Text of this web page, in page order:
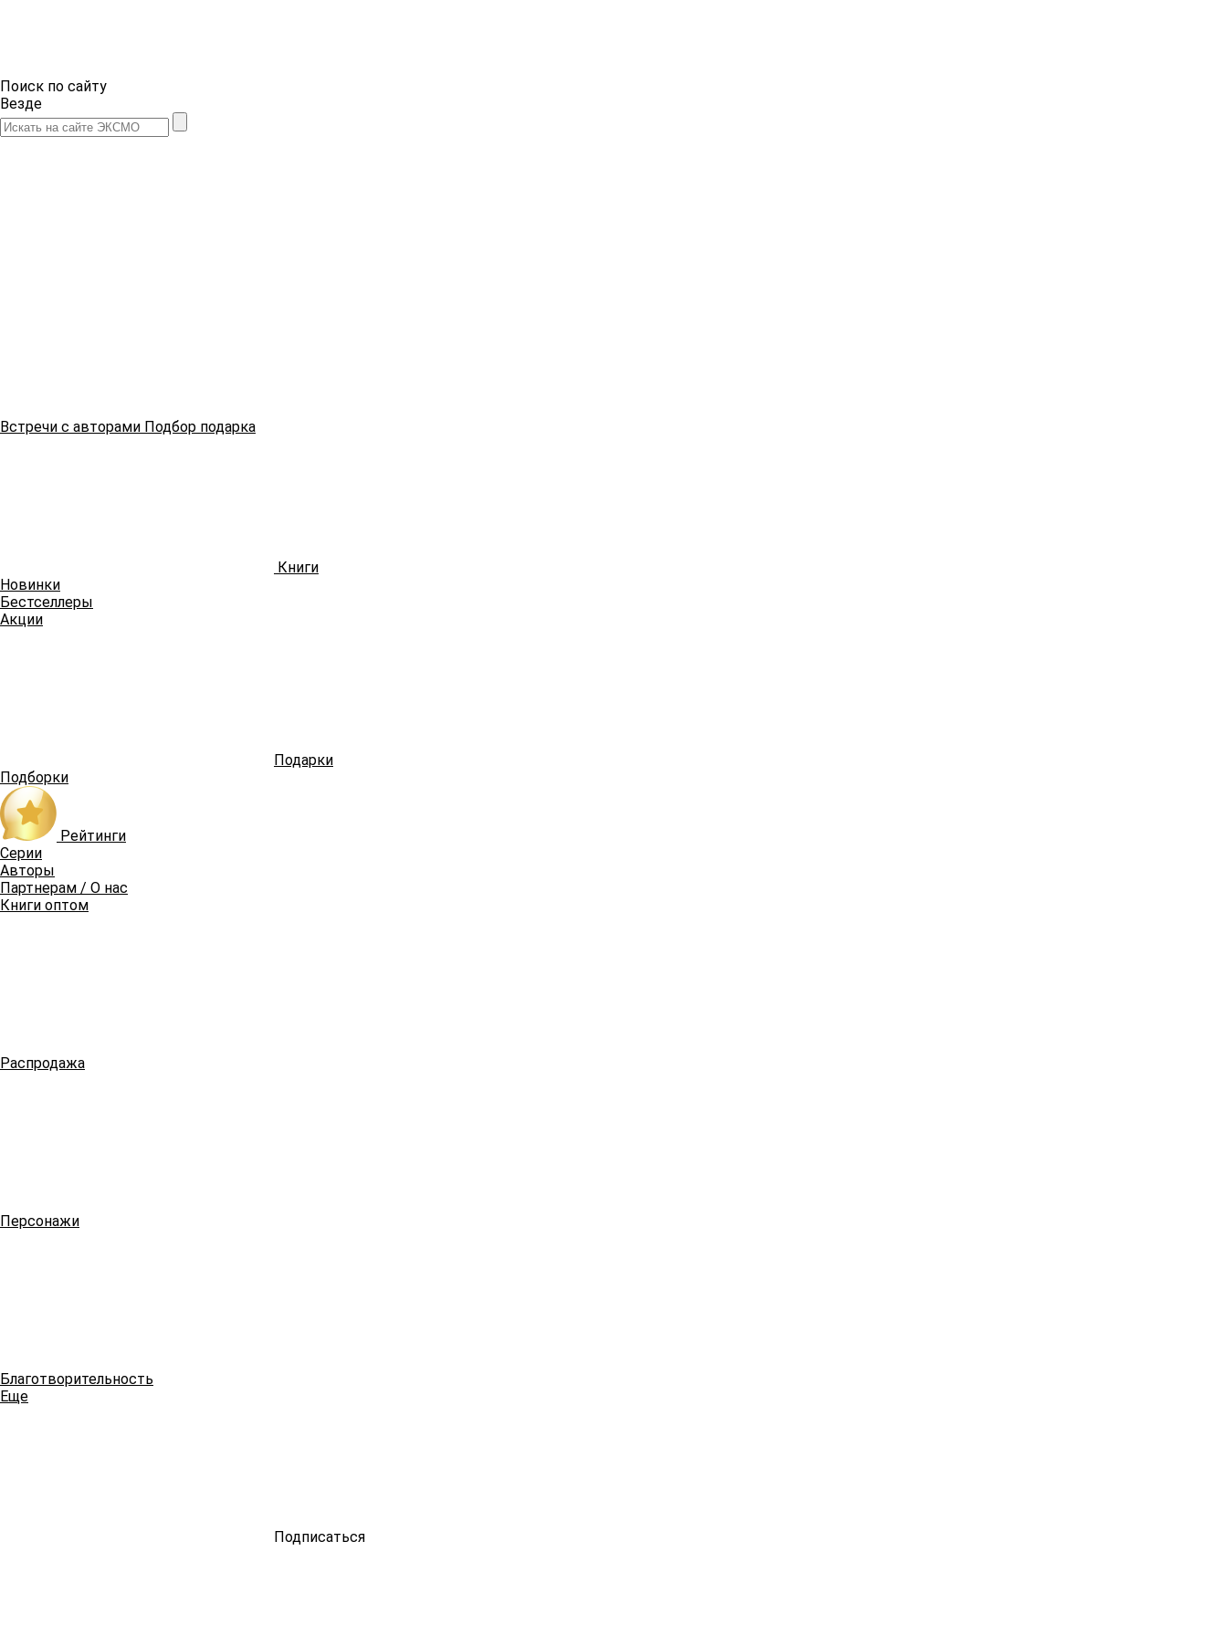
Поиск по сайту
Везде
Встречи с авторами Подбор подарка
Книги
Новинки
Бестселлеры
Акции
Подарки
Подборки
Рейтинги
Серии
Авторы
Партнерам / О нас
Книги оптом
Распродажа
Персонажи
Благотворительность
Еще
Подписаться